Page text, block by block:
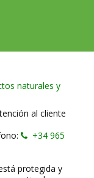
naturales y
al cliente
+34 965
protegida y